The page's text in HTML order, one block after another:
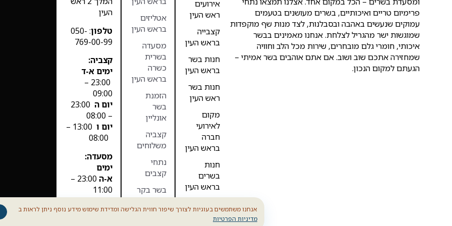
פרימיום טריים ואיכותיים, בשרים מעושנים בטעמים
עמוקים שנעשים באהבה ובסבלנות, לצד מנות שף מוקפדות
שמוגשות ישר מהגריל לצלחת. אנחנו מאמינים בבשר
איכותי, חומרי גלם מובחרים, שירות מכל הלב וחוויה
שמחזירה אתכם שוב ושוב. אם אתם אוהבים בשר אמיתי –
הגעתם למקום הנכון.
אירועים
ראש העין
קצבייה
בראש העין
חנות בשר
בראש העין
חנות בשר
ראש העין
מקום
לאירועי
חברה
בראש העין
חנות
בשרים
בראש העין
בראש העין
אטליזים
בראש העין
מסעדה
בשרית
כשרה
בראש העין
הזמנת
בשר
אונליין
קצביה
משלוחים
נתחי
קצבים
בשר בקר
בשר כבש
העין
טלפון : 050-
769-00-99
קצביה:
ימים א-ד
23:00 –
09:00
יום ה 23:00
– 08:00
יום ו
13:00 –
מסעדה:
ימים
א-ה
23:00 –
11:00
יום ו סגור
אנחנו משתמשים בעוגיות לצורך שיפור חווית הגלישה ומדידת שימוש מידע נוסף ניתן לראות ב
מדיניות הפרטיות